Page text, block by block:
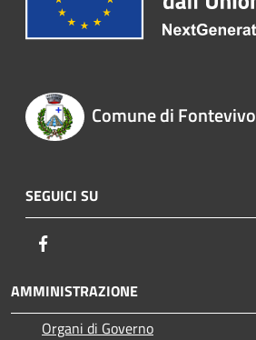
Comune di Fontevivo
SEGUICI SU
AMMINISTRAZIONE
Organi di Governo